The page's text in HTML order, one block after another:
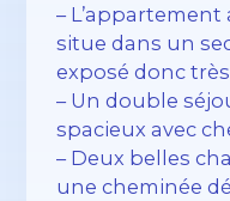
– L’appartement
situe dans un
exposé donc
– Un double
spacieux avec
– Deux belles
une cheminée